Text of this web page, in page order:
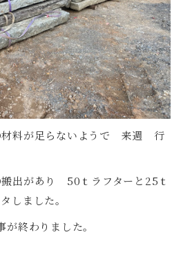
材料が足らないようで 来週 行
出があり 50ｔラフターと25ｔ
しました。
わりました。